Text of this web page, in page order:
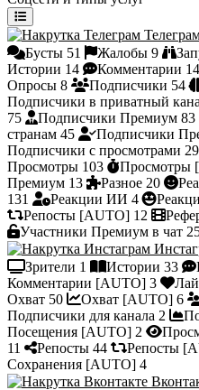
Бусты 51 Жалобы 9
Истории 14 Комментарии 14
Опросы 8 Подписчики 54
Подписчики в приватный
75
Подписчики Премиум 83
странам 45 Подписчики
Подписчики с просмотрами 29
Просмотры 103 Просмотры
Премиум 13 Разное 20
131
Реакции ИИ 4
Репосты [AUTO] 12
Участники Премиум в чат
Зрители 1 Истории 33
Комментарии [AUTO] 3
Охват 50 Охват [AUTO] 6
Подписчики для канала 2
Посещения [AUTO] 2
11
Репосты 44 Репосты
Сохранения [AUTO] 4